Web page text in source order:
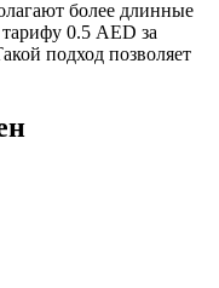
более длинные
тарифу 0.5 AED за
подход позволяет